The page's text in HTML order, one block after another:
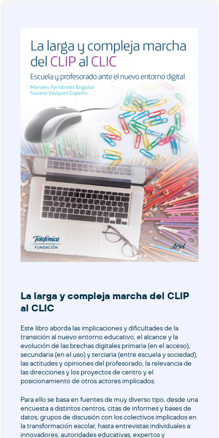
La larga y compleja marcha del CLIP
al CLIC
Este libro aborda las implicaciones y dificultades de la
transición al nuevo entorno educativo, el alcance y la
evolución de las brechas digitales primaria (en el acceso),
secundaria (en el uso) y terciaria (entre escuela y sociedad),
las actitudes y opiniones del profesorado, la relevancia de
las direcciones y los proyectos de centro y el
posicionamiento de otros actores implicados.
Para ello se basa en fuentes de muy diverso tipo, desde una
encuesta a distintos centros, citas de informes y bases de
datos, grupos de discusión con los colectivos implicados en
la transformación escolar, hasta entrevistas individuales a:
innovadores, autoridades educativas, expertos y